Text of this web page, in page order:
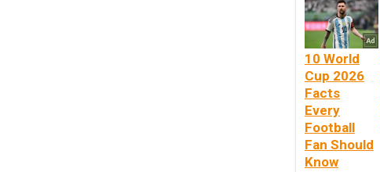
10 World
Cup 2026
Facts
Every
Football
Fan Should
Know